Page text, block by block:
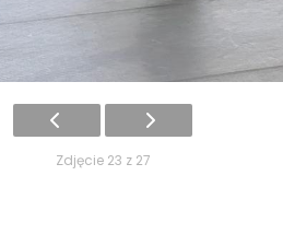
Zdjęcie 23 z 27